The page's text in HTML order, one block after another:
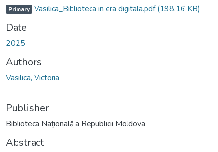
Primary Vasilica_Biblioteca in era digitala.pdf(198.16 KB)
Date
2025
Authors
Vasilica, Victoria
Publisher
Biblioteca Națională a Republicii Moldova
Abstract